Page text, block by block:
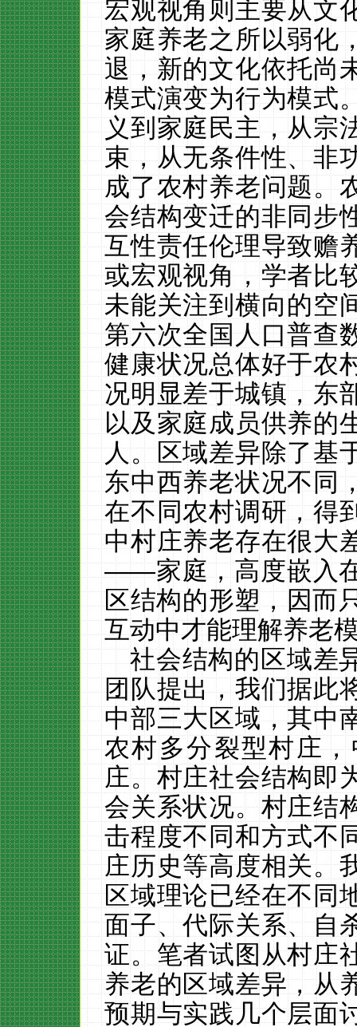
宏观视角则主要从文
家庭养老之所以弱化
退，新的文化依托尚
模式演变为行为模式
义到家庭民主，从宗
束，从无条件性、非
成了农村养老问题。
会结构变迁的非同步
互性责任伦理导致赡
或宏观视角，学者比
未能关注到横向的空
第六次全国人口普查
健康状况总体好于农
况明显差于城镇，东
以及家庭成员供养的
人。区域差异除了基
东中西养老状况不同
在不同农村调研，得
中村庄养老存在很大
——家庭，高度嵌入
区结构的形塑，因而
互动中才能理解养老
社会结构的区域差
团队提出，我们据此
中部三大区域，其中
农村多分裂型村庄
庄。村庄社会结构即
会关系状况。村庄结
击程度不同和方式不
庄历史等高度相关。
区域理论已经在不同
面子、代际关系、自
证。笔者试图从村庄
养老的区域差异，从
预期与实践几个层面